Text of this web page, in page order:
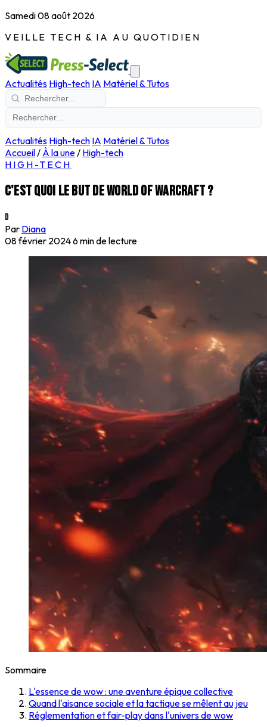
Samedi 08 août 2026
VEILLE TECH & IA AU QUOTIDIEN
Actualités High-tech IA Matériel & Tutos
Actualités High-tech IA Matériel & Tutos
Accueil/ À la une/ High-tech
HIGH-TECH
C'est quoi le but de World of Warcraft ?
D
Par Diana
08 février 20246 min de lecture
Sommaire
L'essence de wow : une aventure épique collective
Quand l'aisance sociale et la tactique se mêlent au jeu
Réglementation et fair-play dans l'univers de wow